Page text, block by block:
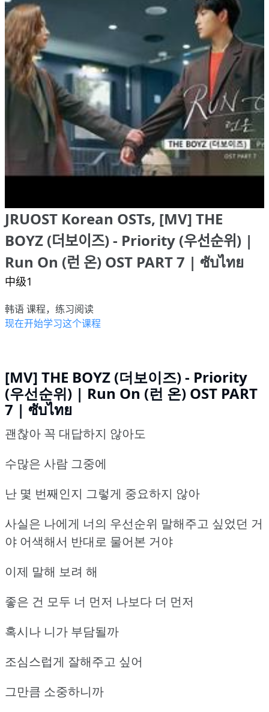
JRUOST Korean OSTs, [MV] THE
BOYZ (더보이즈) - Priority (우선순위) |
Run On (런 온) OST PART 7 | ซับไทย
中级1
韩语 课程，练习阅读
现在开始学习这个课程
[MV] THE BOYZ (더보이즈) - Priority
(우선순위) | Run On (런 온) OST PART
7 | ซับไทย
괜찮아 꼭 대답하지 않아도
수많은 사람 그중에
난 몇 번째인지 그렇게 중요하지 않아
사실은 나에게 너의 우선순위 말해주고 싶었던 거
야 어색해서 반대로 물어본 거야
이제 말해 보려 해
좋은 건 모두 너 먼저 나보다 더 먼저
혹시나 니가 부담될까
조심스럽게 잘해주고 싶어
그만큼 소중하니까